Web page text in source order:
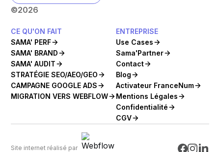
©2026
CE QU'ON FAIT
SAMA' PERF
SAMA' BRAND
SAMA' AUDIT
STRATÉGIE SEO/AEO/GEO
CAMPAGNE GOOGLE ADS
MIGRATION VERS WEBFLOW
ENTREPRISE
Use Cases
Sama'Partner
Contact
Blog
Activateur FranceNum
Mentions Légales
Confidentialité
CGV
Site internet réalisé par